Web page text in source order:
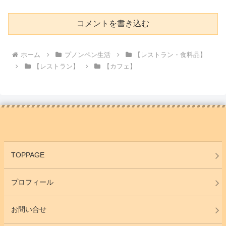
コメントを書き込む
ホーム プノンペン生活
【レストラン・食料品】
【レストラン】
【カフェ】
TOPPAGE
プロフィール
お問い合せ